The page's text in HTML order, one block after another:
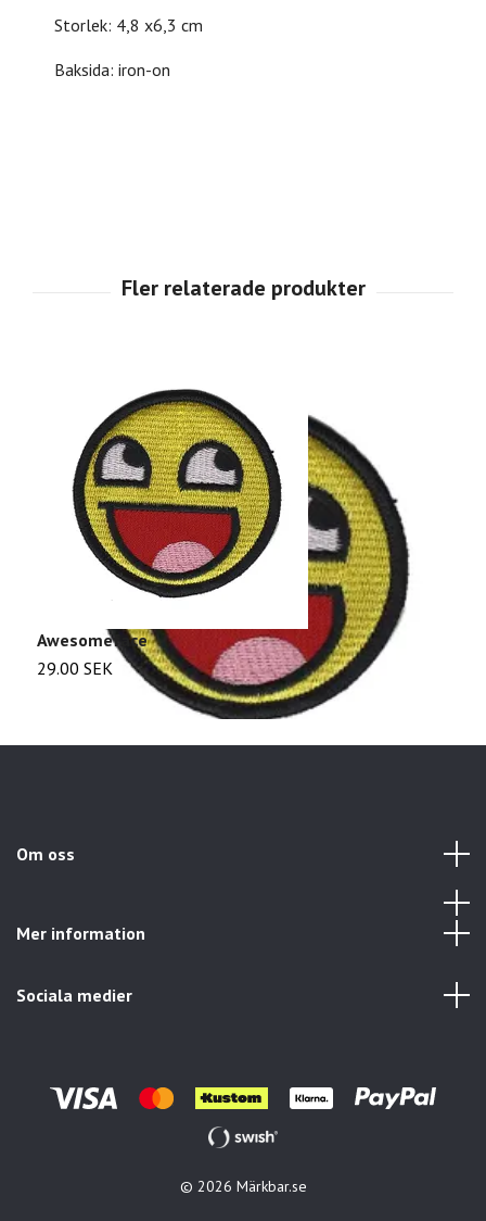
Storlek: 4,8 x6,3 cm
Baksida: iron-on
Awesomeface
29.00 SEK
Om oss
Mer information
Sociala medier
© 2026 Märkbar.se